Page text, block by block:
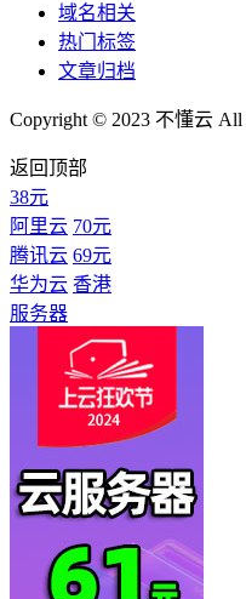
域名相关
热门标签
文章归档
Copyright © 2023 不懂云 All
返回顶部
38元
阿里云 70元
腾讯云 69元
华为云 香港
服务器